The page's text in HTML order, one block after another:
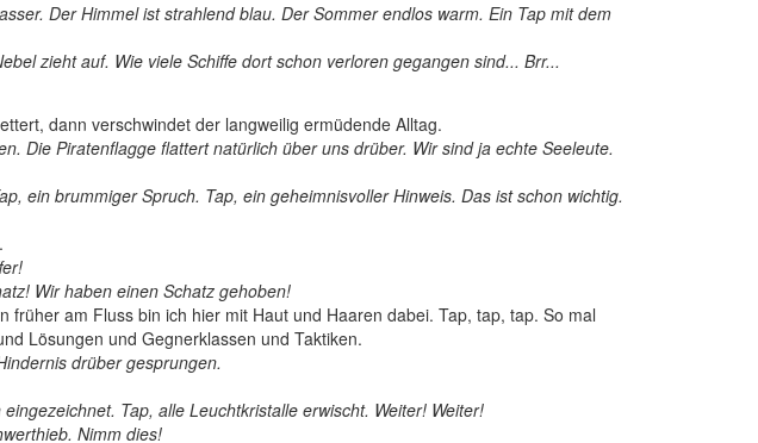
Der Himmel ist strahlend blau. Der Sommer endlos warm. Ein Tap mit dem
zieht auf. Wie viele Schiffe dort schon verloren gegangen sind... Brr...
dann verschwindet der langweilig ermüdende Alltag.
Die Piratenflagge flattert natürlich über uns drüber. Wir sind ja echte Seeleute.
ein brummiger Spruch. Tap, ein geheimnisvoller Hinweis. Das ist schon wichtig.
Wir haben einen Schatz gehoben!
am Fluss bin ich hier mit Haut und Haaren dabei. Tap, tap, tap. So mal
Lösungen und Gegnerklassen und Taktiken.
drüber gesprungen.
Tap, alle Leuchtkristalle erwischt. Weiter! Weiter!
Nimm dies!